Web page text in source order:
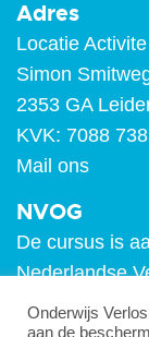
Adres
Locatie Activite
Simon
2353 GA
KVK: 7088
Mail ons
NVOG
De cursus is
Nederlandse
Gynaecologie
Onderwijs
aan de